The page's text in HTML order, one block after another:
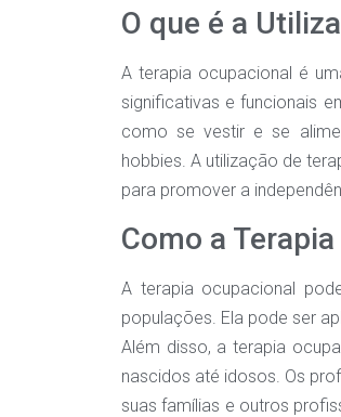
O que é a
A terapia ocupacional é
significativas e funcionais
como se vestir e se
hobbies. A utilização de
para promover a
Como a
A terapia ocupacional
populações. Ela pode ser
Além disso, a terapia
nascidos até idosos. Os
suas famílias e outros